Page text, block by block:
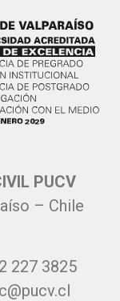
PUCV
– Chile
227 3825